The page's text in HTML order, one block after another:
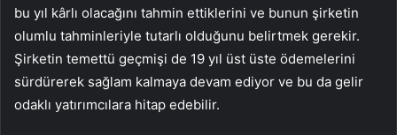
bu yıl kârlı olacağını tahmin ettiklerini ve bunun şirketin
olumlu tahminleriyle tutarlı olduğunu belirtmek gerekir.
Şirketin temettü geçmişi de 19 yıl üst üste ödemelerini
sürdürerek sağlam kalmaya devam ediyor ve bu da gelir
odaklı yatırımcılara hitap edebilir.